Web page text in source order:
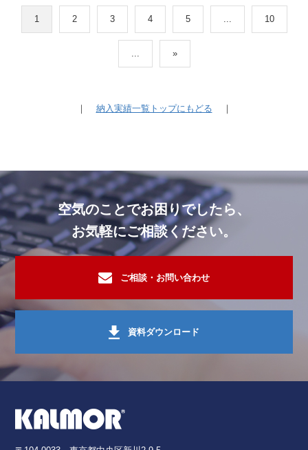
住居・マンション
その他 オゾン脱臭機
住居・マンション
スーパー・小売業・卸商社 ニオイセンサー・ガスセンサーシステ
住居・マンション
ホテル・旅館・リゾート施設 オゾン脱臭機
電気・精密機器工場 ニオイセンサー・ガスセンサーシステ
住居・マンション
スーパー・小売業・卸商社
その他
1 2 3 4 5 ... 10
... »
｜ 納入実績一覧トップにもどる ｜
空気のことでお困りでしたら、
お気軽にご相談ください。
ご相談・お問い合わせ
資料ダウンロード